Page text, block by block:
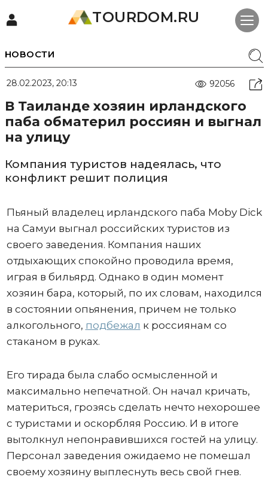
TOURDOM.RU
НОВОСТИ
28.02.2023, 20:13 92056
В Таиланде хозяин ирландского
паба обматерил россиян и выгнал
на улицу
Компания туристов надеялась, что
конфликт решит полиция
Пьяный владелец ирландского паба Moby Dick
на Самуи выгнал российских туристов из
своего заведения. Компания наших
отдыхающих спокойно проводила время,
играя в бильярд. Однако в один момент
хозяин бара, который, по их словам, находился
в состоянии опьянения, причем не только
алкогольного, подбежал к россиянам со
стаканом в руках.
Его тирада была слабо осмысленной и
максимально непечатной. Он начал кричать,
материться, грозясь сделать нечто нехорошее
с туристами и оскорбляя Россию. И в итоге
вытолкнул непонравившихся гостей на улицу.
Персонал заведения ожидаемо не помешал
своему хозяину выплеснуть весь свой гнев.